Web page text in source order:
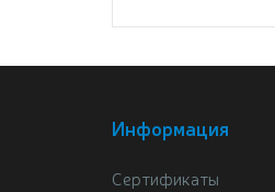
Информация
Сертификаты